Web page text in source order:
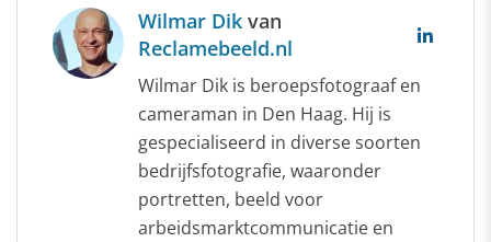
Wilmar Dik van
Reclamebeeld.nl
Wilmar Dik is beroepsfotograaf en
cameraman in Den Haag. Hij is
gespecialiseerd in diverse soorten
bedrijfsfotografie, waaronder
portretten, beeld voor
arbeidsmarktcommunicatie en